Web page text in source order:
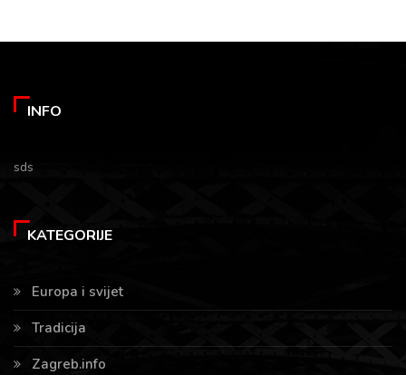
INFO
sds
KATEGORIJE
Europa i svijet
Tradicija
Zagreb.info